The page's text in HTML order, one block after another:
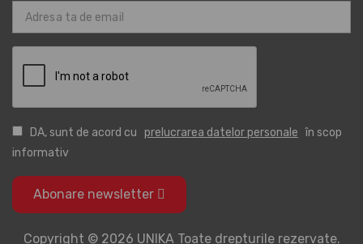
DA, sunt de acord cu prelucrarea datelor personale în scop
informativ
Abonare newsletter
Copyright © 2026 UNIKA Toate drepturile rezervate.